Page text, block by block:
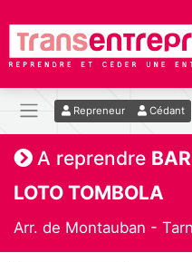
Repreneur Cédant
A reprendre
LOTO TOMBOLA
Arr. de Montauban -